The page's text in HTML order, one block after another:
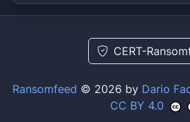
CERT-
Ransomfeed © 2026 by Dario
CC BY 4.0